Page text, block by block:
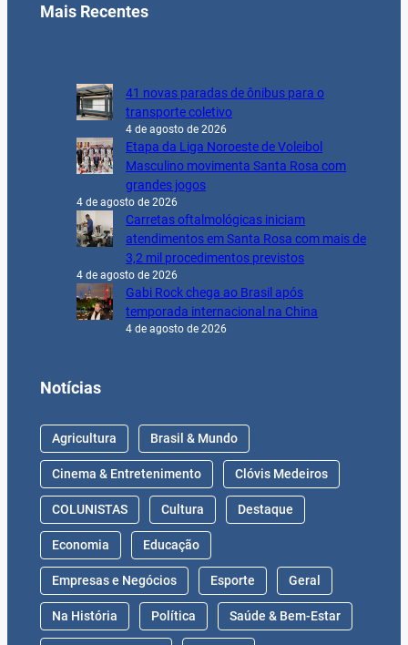
Mais Recentes
41 novas paradas de ônibus para o
transporte coletivo
4 de agosto de 2026
Etapa da Liga Noroeste de Voleibol
Masculino movimenta Santa Rosa com
grandes jogos
4 de agosto de 2026
Carretas oftalmológicas iniciam
atendimentos em Santa Rosa com mais de
3,2 mil procedimentos previstos
4 de agosto de 2026
Gabi Rock chega ao Brasil após
temporada internacional na China
4 de agosto de 2026
Notícias
Agricultura Brasil & Mundo
Cinema & Entretenimento Clóvis Medeiros
COLUNISTAS Cultura Destaque
Economia Educação
Empresas e Negócios Esporte Geral
Na História Política Saúde & Bem-Estar